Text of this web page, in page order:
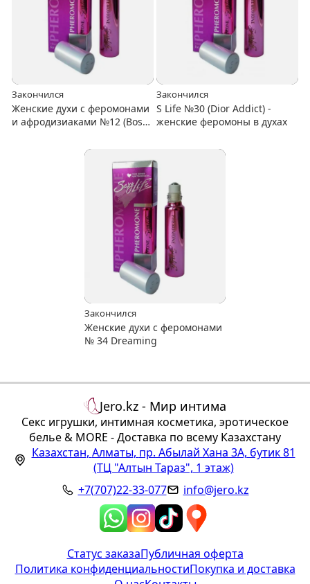
Закончился
Женские духи с феромонами
и афродизиаками №12 (Boss
Закончился
S Life №30 (Dior Addict) -
женские феромоны в духах
Закончился
Женские духи с феромонами
№ 34 Dreaming
Jero.kz - Мир интима
Секс игрушки, интимная косметика, эротическое
белье & MORE - Доставка по всему Казахстану
Казахстан, Алматы, пр. Абылай Хана 3А, бутик 81
(ТЦ "Алтын Тараз", 1 этаж)
+7(707)22-33-077
info@jero.kz
Статус заказаПубличная оферта
Политика конфиденциальностиПокупка и доставка